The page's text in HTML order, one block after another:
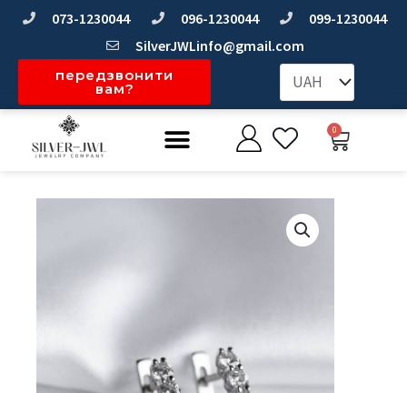
Перейти073-1230044 096-1230044
099-1230044
SilverJWLinfo@gmail.com
передзвонити
вам?
Меню 0